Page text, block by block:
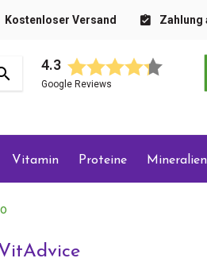
Kostenloser Versand Zahlung
4.3
Google Reviews
Vitamin Proteine Mineralien
VitAdvice